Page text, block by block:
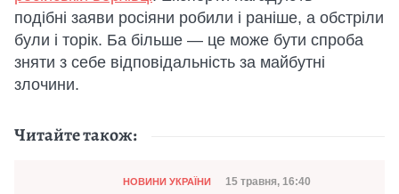
подібні заяви росіяни робили і раніше, а обстріли
були і торік. Ба більше — це може бути спроба
зняти з себе відповідальність за майбутні
злочини.
Читайте також:
Категорія
НОВИНИ УКРАЇНИ Дата публікації
15 травня, 16:40